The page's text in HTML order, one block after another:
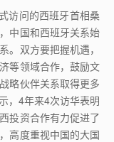
访问的西班牙首相桑
中国和西班牙关系始
。双方要把握机遇，
等领域合作，鼓励文
略伙伴关系取得更多
， 4年来4次访华表明
投资合作有力促进了
高度重视中国的大国